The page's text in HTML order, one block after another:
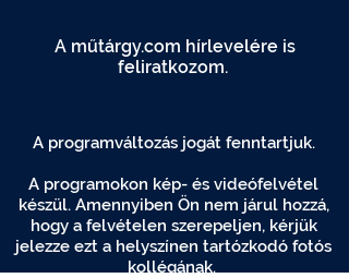
A műtárgy.com hírlevelére is
feliratkozom.
A programváltozás jogát fenntartjuk.
A programokon kép- és videófelvétel
készül. Amennyiben Ön nem járul hozzá,
hogy a felvételen szerepeljen, kérjük
jelezze ezt a helyszínen tartózkodó fotós
kollégának.